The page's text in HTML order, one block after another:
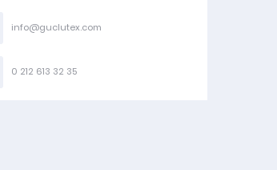
info@guclutex.com
0 212 613 32 35